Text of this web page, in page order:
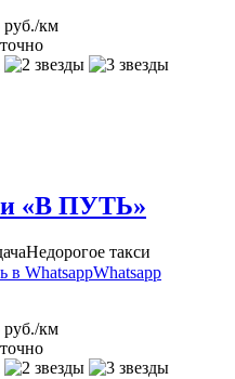
руб./км
«В ПУТЬ»
Недорогое такси
Whatsapp
руб./км